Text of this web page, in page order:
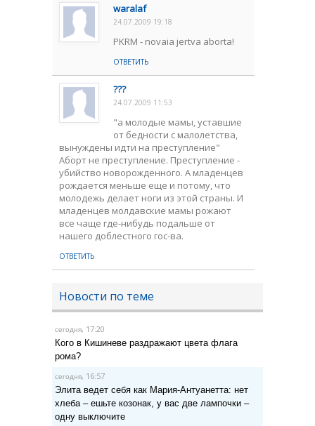
waralaf
24.07.2009 19:18
PKRM - novaia jertva aborta!
ОТВЕТИТЬ
???
24.07.2009 11:53
"а молодые мамы, уставшие
от бедности с малолетства,
вынуждены идти на преступление"
Аборт не преступление. Преступление -
убийство новорожденного. А младенцев
рождается меньше еще и потому, что
молодежь делает ноги из этой страны. И
младенцев молдавские мамы рожают
все чаще где-нибудь подальше от
нашего доблестного гос-ва.
ОТВЕТИТЬ
Новости по теме
сегодня, 17:20
Кого в Кишиневе раздражают цвета флага
рома?
сегодня, 16:57
Элита ведет себя как Мария-Антуанетта: нет
хлеба – ешьте козонак, у вас две лампочки –
одну выключите